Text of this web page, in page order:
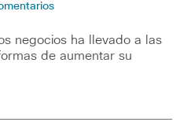
negocios ha llevado a las
de aumentar su